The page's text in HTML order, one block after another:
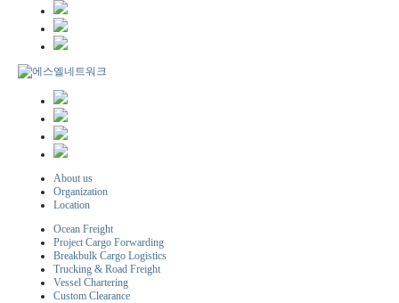
About us
Organization
Location
Ocean Freight
Project Cargo Forwarding
Breakbulk Cargo Logistics
Trucking & Road Freight
Vessel Chartering
Custom Clearance